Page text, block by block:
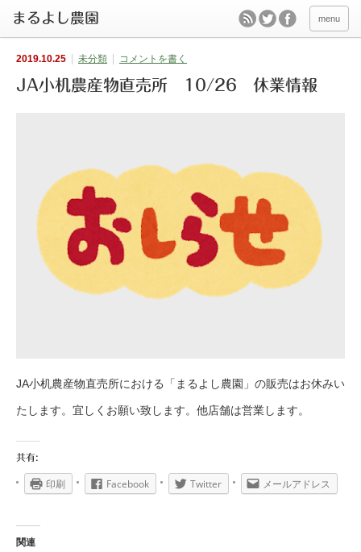
menu
2019.10.25 未分類 コメントを書く
JA小机農産物直売所 10/26 休業情報
JA小机農産物直売所における「まるよし農園」の販売はお休みい
たします。宜しくお願い致します。他店舗は営業します。
共有:
印刷 Facebook Twitter メールアドレス
関連